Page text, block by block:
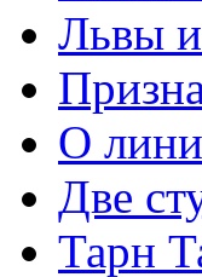
Львы
О
Две
Тарн